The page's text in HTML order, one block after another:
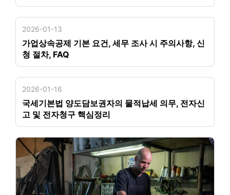
2026-01-13
가업상속공제 기본 요건, 세무 조사 시 주의사항, 신
청 절차, FAQ
2026-01-16
국세기본법 양도담보권자의 물적납세 의무, 전자신
고 및 전자청구 핵심정리